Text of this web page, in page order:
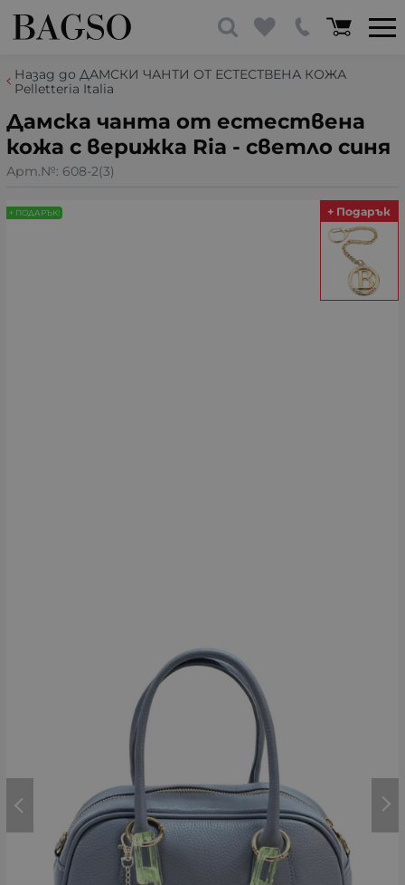
Назад до ДАМСКИ ЧАНТИ ОТ ЕСТЕСТВЕНА КОЖА
Pelletteria Italia
Дамска чанта от естествена
кожа с верижка Ria - светло синя
Арт.№: 608-2(3)
+ ПОДАРЪК! + Подарък